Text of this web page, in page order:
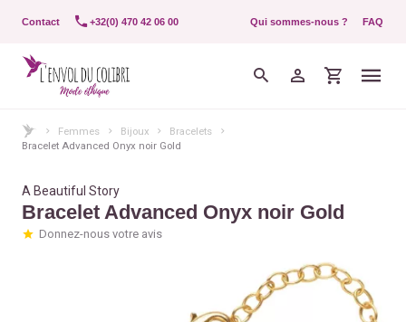
Contact +32(0) 470 42 06 00 Qui sommes-nous ? FAQ
Femmes Bijoux
Bracelets
Bracelet Advanced Onyx noir Gold
A Beautiful Story
Bracelet Advanced Onyx noir Gold
Donnez-nous votre avis